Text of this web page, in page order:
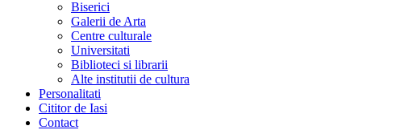
Biserici
Galerii de Arta
Centre culturale
Universitati
Biblioteci si librarii
Alte institutii de cultura
Personalitati
Cititor de Iasi
Contact